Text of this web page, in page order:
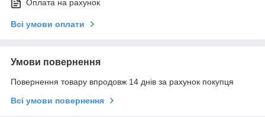
Оплата на рахунок
Всі умови оплати
Умови повернення
Повернення товару впродовж 14 днів за рахунок покупця
Всі умови повернення